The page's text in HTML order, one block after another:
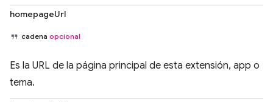
homepageUrl
cadena opcional
Es la URL de la página principal de esta extensión, app o
tema.